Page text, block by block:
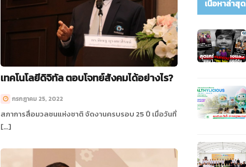
เทคโนโลยีดิจิทัล ตอบโจทย์สังคมได้อย่างไร?
กรกฎาคม 25, 2022
สภาการสื่อมวลชนแห่งชาติ จัดงานครบรอบ 25 ปี เมื่อวันที่
[…]
เนื้อหาล่าสุด